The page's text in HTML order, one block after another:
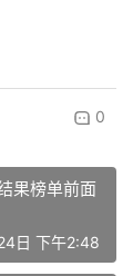
0
果榜单前面
日 下午2:48